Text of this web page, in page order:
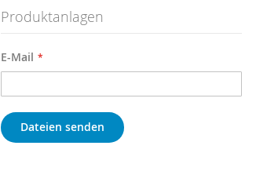
Produktanlagen
E-Mail
Dateien senden